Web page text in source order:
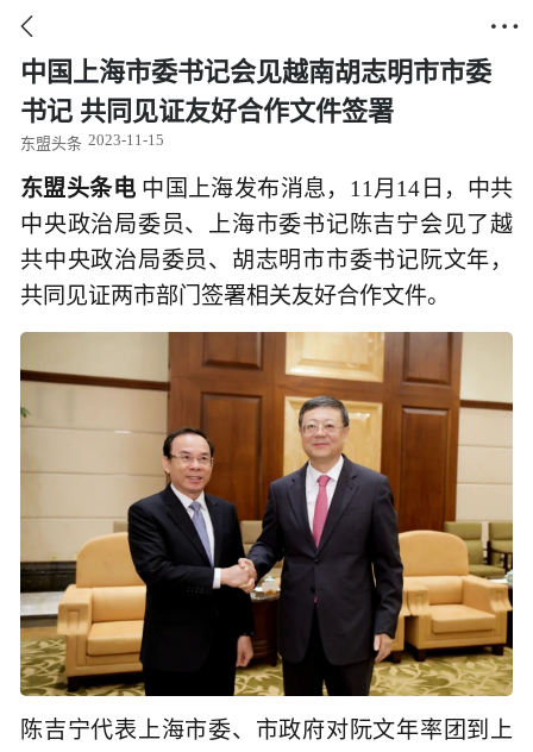
 
中国上海市委书记会见越南胡志明市市委
书记 共同见证友好合作文件签署
东盟头条 2023-11-15
东盟头条电 中国上海发布消息，11月14日，中共
中央政治局委员、上海市委书记陈吉宁会见了越
共中央政治局委员、胡志明市市委书记阮文年，
共同见证两市部门签署相关友好合作文件。
陈吉宁代表上海市委、市政府对阮文年率团到上